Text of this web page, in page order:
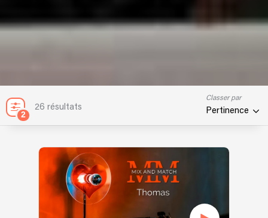
2
26 résultats
Classer par
Pertinence